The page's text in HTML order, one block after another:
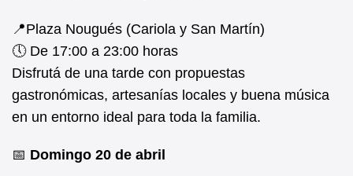
📍Plaza Nougués (Cariola y San Martín)
🕔 De 17:00 a 23:00 horas
Disfrutá de una tarde con propuestas
gastronómicas, artesanías locales y buena música
en un entorno ideal para toda la familia.
📅 Domingo 20 de abril